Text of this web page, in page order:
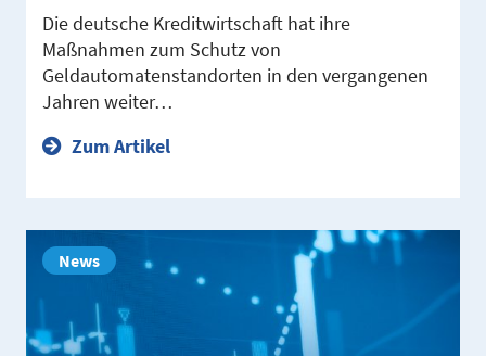
Die deutsche Kreditwirtschaft hat ihre
Maßnahmen zum Schutz von
Geldautomatenstandorten in den vergangenen
Jahren weiter…
Zum Artikel
News